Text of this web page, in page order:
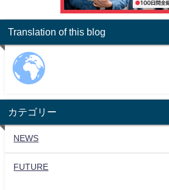
Translation of this blog
カテゴリー
NEWS
FUTURE